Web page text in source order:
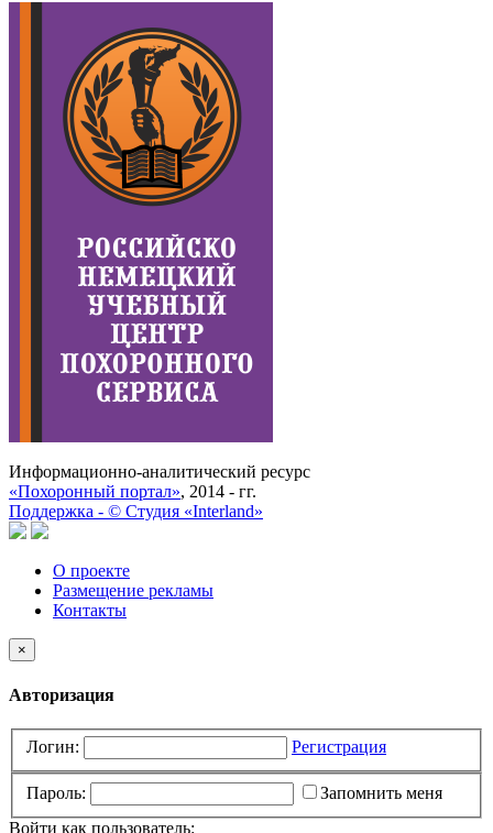
Информационно-аналитический ресурс
«Похоронный портал», 2014 - гг.
Поддержка - © Cтудия «Interland»
О проекте
Размещение рекламы
Контакты
×
Авторизация
Логин: Регистрация
Пароль:
Запомнить меня
Войти как пользователь: